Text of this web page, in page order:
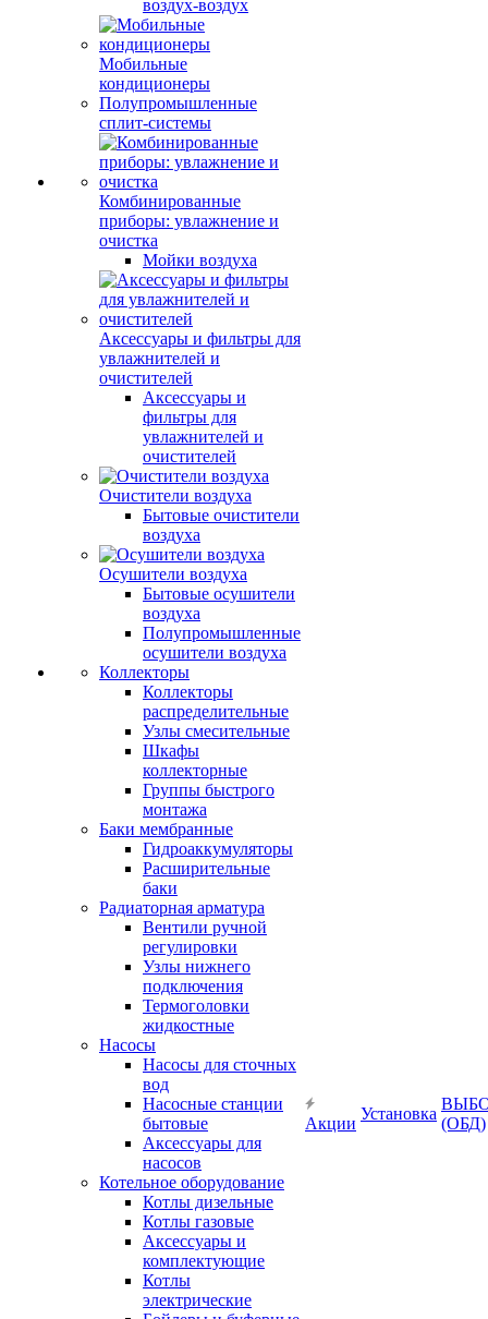
воздух-воздух
Мобильные
кондиционеры
Полупромышленные
сплит-системы
Комбинированные
приборы: увлажнение и
очистка
Мойки воздуха
Аксессуары и фильтры для
увлажнителей и
очистителей
Аксессуары и
фильтры для
увлажнителей и
очистителей
Очистители воздуха
Бытовые очистители
воздуха
Осушители воздуха
Бытовые осушители
воздуха
Полупромышленные
осушители воздуха
Коллекторы
Коллекторы
распределительные
Узлы смесительные
Шкафы
коллекторные
Группы быстрого
монтажа
Баки мембранные
Гидроаккумуляторы
Расширительные
баки
Радиаторная арматура
Вентили ручной
регулировки
Узлы нижнего
подключения
Термоголовки
жидкостные
Насосы
Насосы для сточных
вод
Насосные станции
бытовые
Аксессуары для
насосов
Котельное оборудование
Котлы дизельные
Котлы газовые
Аксессуары и
комплектующие
Котлы
электрические
Акции
Установка
(ОБД)